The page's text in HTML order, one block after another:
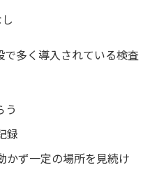
多く導入されている検査
う
録
かず一定の場所を見続け